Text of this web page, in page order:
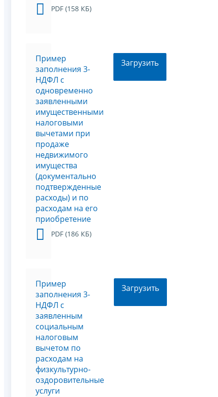
PDF (158 КБ)
Пример
заполнения 3-
НДФЛ с
одновременно
заявленными
имущественными
налоговыми
вычетами при
продаже
недвижимого
имущества
(документально
подтвержденные
расходы) и по
расходам на его
приобретение
PDF (186 КБ)
Загрузить
Пример
заполнения 3-
НДФЛ с
заявленным
социальным
налоговым
вычетом по
расходам на
физкультурно-
оздоровительные
услуги
Загрузить